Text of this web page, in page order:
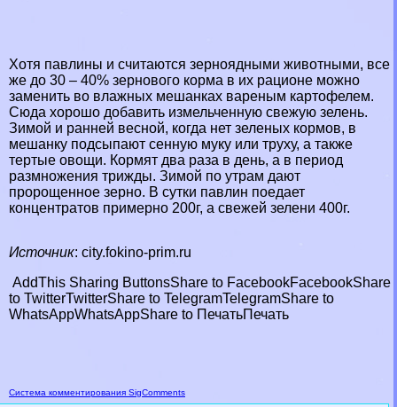
Хотя павлины и считаются зерноядными животными, все
же до 30 – 40% зернового корма в их рационе можно
заменить во влажных мешанках вареным картофелем.
Сюда хорошо добавить измельченную свежую зелень.
Зимой и ранней весной, когда нет зеленых кормов, в
мешанку подсыпают сенную муку или труху, а также
тертые овощи. Кормят два раза в день, а в период
размножения трижды. Зимой по утрам дают
пророщенное зерно. В сутки павлин поедает
концентратов примерно 200г, а свежей зелени 400г.
Источник: city.fokino-prim.ru
AddThis Sharing ButtonsShare to FacebookFacebookShare
to TwitterTwitterShare to TelegramTelegramShare to
WhatsAppWhatsAppShare to ПечатьПечать
Система комментирования SigComments